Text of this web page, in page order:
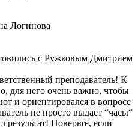
Логинова
с Ружковым Дмитрием
преподаватель! К
для него очень важно, чтобы
и ориентировался в вопросе
не просто выдает “часы“
Поверьте, если